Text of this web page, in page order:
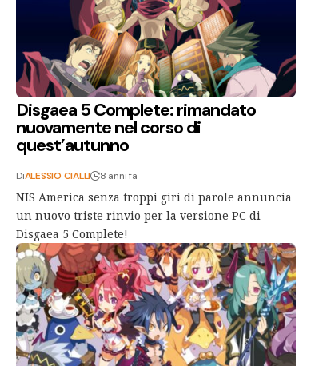
Disgaea 5 Complete: rimandato
nuovamente nel corso di
quest’autunno
DiALESSIO CIALLI 8 anni fa
NIS America senza troppi giri di parole annuncia
un nuovo triste rinvio per la versione PC di
Disgaea 5 Complete!